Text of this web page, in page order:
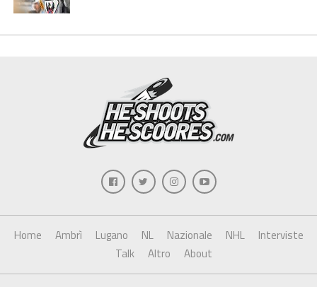
Home Ambrì Lugano NL Nazionale NHL
Interviste
Talk
Altro About